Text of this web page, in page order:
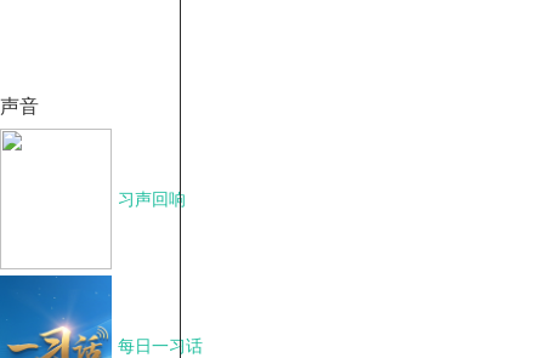
声音
习声回响
每日一习话